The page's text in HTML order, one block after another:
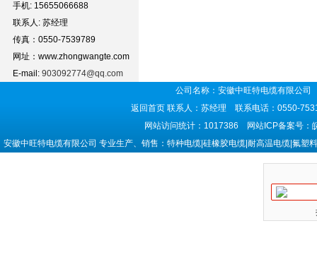
手机: 15655066688
联系人: 苏经理
传真：0550-7539789
网址：www.zhongwangte.com
E-mail: 903092774@qq.com
公司名称：安徽中旺特电缆有限公
返回首页 联系人：苏经理 联系电话：0550-
网站访问统计：1017386 网站ICP备案号：
安徽中旺特电缆有限公司 专业生产、销售：特种电缆|硅橡胶电缆|耐高温电缆|氟